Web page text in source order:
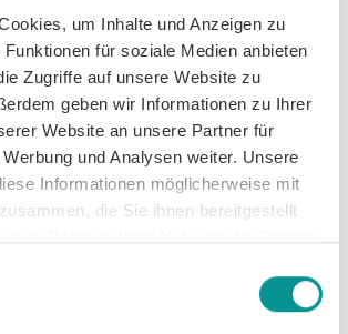
um Inhalte und Anzeigen zu
für soziale Medien anbieten
Zugriffe auf unsere Website zu
geben wir Informationen zu Ihrer
Website an unsere Partner für
und Analysen weiter. Unsere
Informationen möglicherweise mit
die Sie ihnen bereitgestellt
und Alltagsmanagement
und Rehabilitation bei
Fragen
Zusätzliche
finden Sie Antworten auf häufige